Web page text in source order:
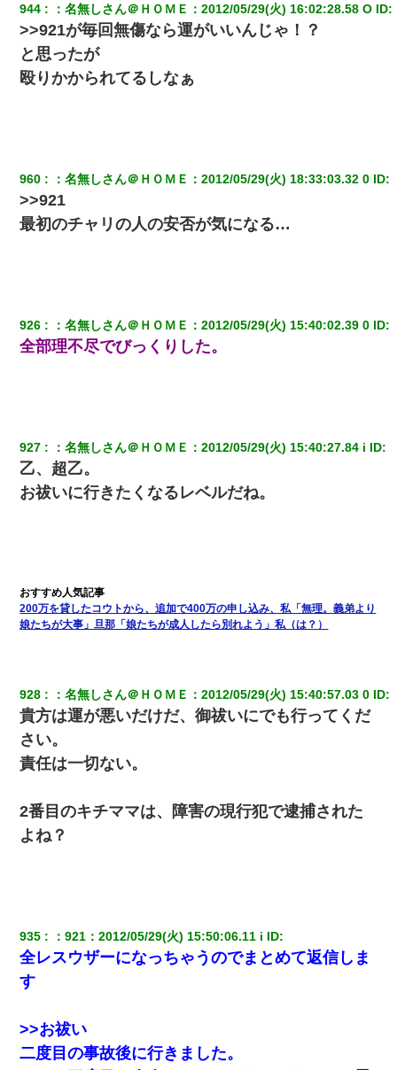
医者「糖尿病で余命1年です」 ワイ「知らんわｗどうせ死ぬなら
食べる量増やすわｗ」→結果ｗｗｗｗｗ
父親がくも膜下出血で突然ﾀﾋ。→母の貯金が0なことが判明。→母
「私を家に置いてほしい、どうか見捨てないで(土下座」俺・嫁
近所のお寺に住み込みで手伝いしてる知的障害のオッサンがい
た。ある日、オッサンが火かき棒を持って顔を真っ赤にしながら
婚活パーティーでよく会う美女がいた。こんな完璧な容姿を持っ
てしても結婚て難しいんだなぁ…と思ってた
この母親は娘の黒歴史を掘り出さないと死ぬんか？ 死ぬんか？
てさ～ほんと恥ずかしいわよね～（大声」新郎両親「！！！（土
下座」→ 結果・・・
我が家のガレージに見知らぬ車。俺「もしもし、玄関にもシャッ
ターリモコンあるだろ？DOWNのボタン押してｗ」→ 待つこと１
時間弱・・・
【衝撃】女友達から行為中に告白されてOKした結果
【衝撃】婚約者「兄と結婚はするけど嫁入りするわけじゃない。
お互い干渉はしないようにしましょう」→ その後に結納金の話を
したので、母が・・・
男だけどリベンジポノレノの被害者になって未だに人生が立ち直
せない
944 ：名無しさん＠ＨＯＭＥ ：2012/05/29(火) 16:02:28.58 O ID:
>>921が毎回無傷なら運がいいんじゃ！？
と思ったが
殴りかかられてるしなぁ
960 ：名無しさん＠ＨＯＭＥ ：2012/05/29(火) 18:33:03.32 0 ID:
>>921
最初のチャリの人の安否が気になる…
926 ：名無しさん＠ＨＯＭＥ ：2012/05/29(火) 15:40:02.39 0 ID:
全部理不尽でびっくりした。
927 ：名無しさん＠ＨＯＭＥ ：2012/05/29(火) 15:40:27.84 i ID:
乙、超乙。
お祓いに行きたくなるレベルだね。
200万を貸したコウトから、追加で400万の申し込み、私「無理。義弟より
娘たちが大事」旦那「娘たちが成人したら別れよう」私（は？）
928 ：名無しさん＠ＨＯＭＥ ：2012/05/29(火) 15:40:57.03 0 ID:
貴方は運が悪いだけだ、御祓いにでも行ってくだ
さい。
責任は一切ない。
2番目のキチママは、障害の現行犯で逮捕された
よね？
935 ：921 ：2012/05/29(火) 15:50:06.11 i ID:
全レスウザーになっちゃうのでまとめて返信しま
す
>>お祓い
二度目の事故後に行きました。